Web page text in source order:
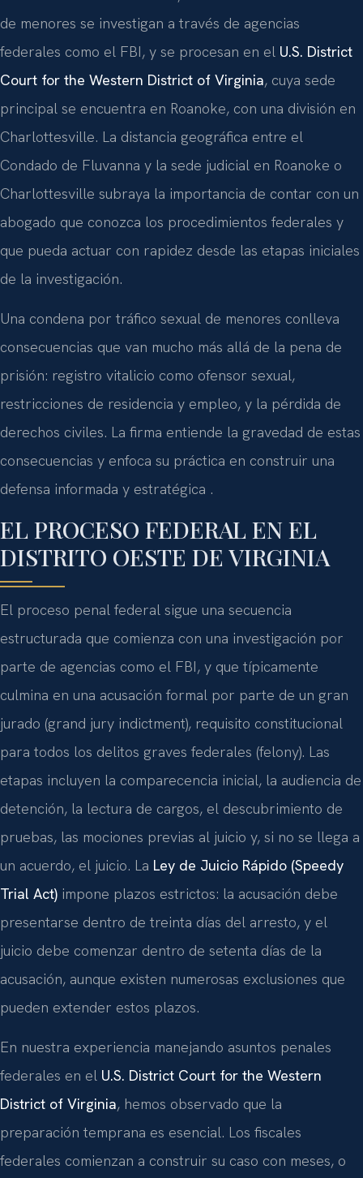
de menores se investigan a través de agencias
federales como el FBI, y se procesan en el U.S. District
Court for the Western District of Virginia, cuya sede
principal se encuentra en Roanoke, con una división en
Charlottesville. La distancia geográfica entre el
Condado de Fluvanna y la sede judicial en Roanoke o
Charlottesville subraya la importancia de contar con un
abogado que conozca los procedimientos federales y
que pueda actuar con rapidez desde las etapas iniciales
de la investigación.
Una condena por tráfico sexual de menores conlleva
consecuencias que van mucho más allá de la pena de
prisión: registro vitalicio como ofensor sexual,
restricciones de residencia y empleo, y la pérdida de
derechos civiles. La firma entiende la gravedad de estas
consecuencias y enfoca su práctica en construir una
defensa informada y estratégica .
EL PROCESO FEDERAL EN EL
DISTRITO OESTE DE VIRGINIA
El proceso penal federal sigue una secuencia
estructurada que comienza con una investigación por
parte de agencias como el FBI, y que típicamente
culmina en una acusación formal por parte de un gran
jurado (grand jury indictment), requisito constitucional
para todos los delitos graves federales (felony). Las
etapas incluyen la comparecencia inicial, la audiencia de
detención, la lectura de cargos, el descubrimiento de
pruebas, las mociones previas al juicio y, si no se llega a
un acuerdo, el juicio. La Ley de Juicio Rápido (Speedy
Trial Act) impone plazos estrictos: la acusación debe
presentarse dentro de treinta días del arresto, y el
juicio debe comenzar dentro de setenta días de la
acusación, aunque existen numerosas exclusiones que
pueden extender estos plazos.
En nuestra experiencia manejando asuntos penales
federales en el U.S. District Court for the Western
District of Virginia, hemos observado que la
preparación temprana es esencial. Los fiscales
federales comienzan a construir su caso con meses, o